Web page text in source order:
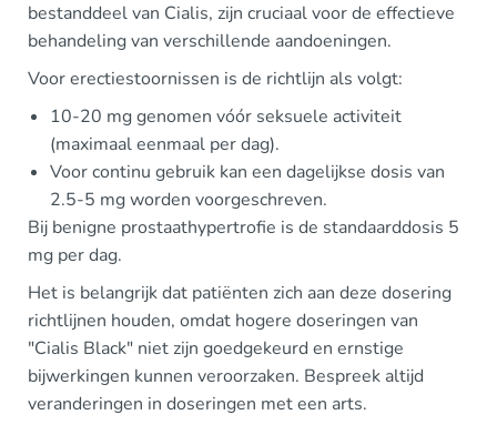
bestanddeel van Cialis, zijn cruciaal voor de effectieve
behandeling van verschillende aandoeningen.
Voor erectiestoornissen is de richtlijn als volgt:
10-20 mg genomen vóór seksuele activiteit
(maximaal eenmaal per dag).
Voor continu gebruik kan een dagelijkse dosis van
2.5-5 mg worden voorgeschreven.
Bij benigne prostaathypertrofie is de standaarddosis 5
mg per dag.
Het is belangrijk dat patiënten zich aan deze dosering
richtlijnen houden, omdat hogere doseringen van
"Cialis Black" niet zijn goedgekeurd en ernstige
bijwerkingen kunnen veroorzaken. Bespreek altijd
veranderingen in doseringen met een arts.